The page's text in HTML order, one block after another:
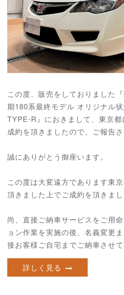
この度、販売をしておりました
期180系最終モデル オリジナル
TYPE-R』におきまして、東京
成約を頂きましたので、ご報告さ
誠にありがとう御座います。
この度は大変遠方であります東
頂きました上でご成約を頂きまし
尚、直接ご納車サービスをご用
ョン作業を実施の後、名義変更
接お客様ご自宅までご納車させて
詳しく見る